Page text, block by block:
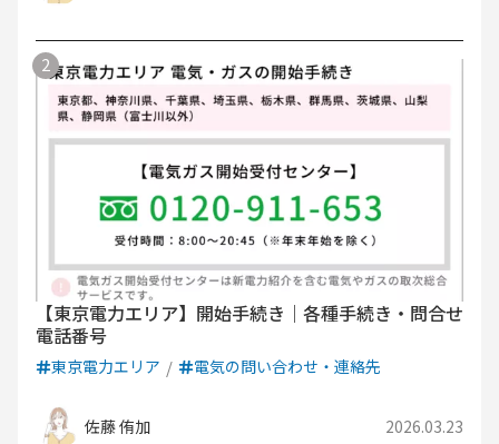
【東京電力エリア】開始手続き｜各種手続き・問合せ
電話番号
東京電力エリア 電気の問い合わせ・連絡先
佐藤 侑加 2026.03.23